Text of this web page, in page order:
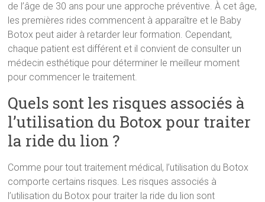
de l’âge de 30 ans pour une approche préventive. À cet âge,
les premières rides commencent à apparaître et le Baby
Botox peut aider à retarder leur formation. Cependant,
chaque patient est différent et il convient de consulter un
médecin esthétique pour déterminer le meilleur moment
pour commencer le traitement.
Quels sont les risques associés à
l’utilisation du Botox pour traiter
la ride du lion ?
Comme pour tout traitement médical, l’utilisation du Botox
comporte certains risques. Les risques associés à
l’utilisation du Botox pour traiter la ride du lion sont